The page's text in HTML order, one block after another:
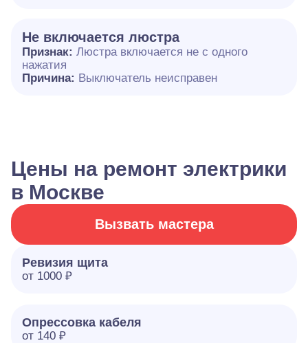
Не включается люстра
Признак: Люстра включается не с одного
нажатия
Причина: Выключатель неисправен
Цены на ремонт электрики
в Москве
Вызвать мастера
Ревизия щита
от 1000 ₽
Опрессовка кабеля
от 140 ₽